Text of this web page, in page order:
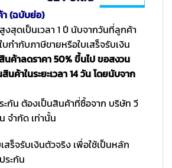
า (ฉบับย่อ)
งสุดเป็นเวลา 1 ปี นับจากวันที่ลูกค้า
กำกับภาษีขายหรือใบเสร็จรับเงิน
ค้าลดราคา 50% ขึ้นไป ขอสงวน
ค้าในระยะเวลา 14 วัน โดยนับจาก
ะกัน ต้องเป็นสินค้าที่ซื้อจาก บริษัท วี
จำกัด เท่านั้น
สร็จรับเงินตัวจริง เพื่อใช้เป็นหลัก
ระกัน